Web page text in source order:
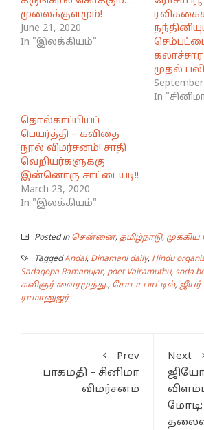
முலைக்குளமும்!
June 21, 2020
In "இலக்கியம்"
முதல்
In
தொல்காப்பியப்
பெயர்த்தி – கவிதை
நூல் விமர்சனம்! சாதி
வெறியர்களுக்கு
இன்னொரு சாட்டையடி!!
March 23, 2020
In "இலக்கியம்"
Posted in சென்னை, தமிழ்நாடு,
TaggedAndal, Dinamani daily, Hindu
Sadagopa Ramanujar, poet Vairamuthu, soda
கவிஞர் வைரமுத்து., சோடா பாட்டில், ஜீயர்
ராமானுஜர்
Prev
பாகமதி – சினிமா
விமர்சனம்
Next